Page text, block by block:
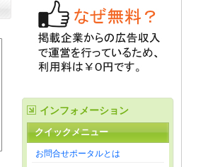
インフォメーション
クイックメニュー
お問合せポータルとは